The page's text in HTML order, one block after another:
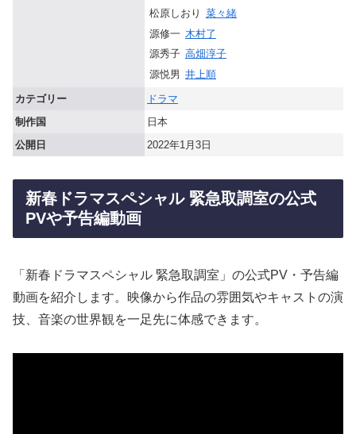
松原しおり 菜々緒
源修一 木村了
源秀子 高畑淳子
源悦男 井上順
カテゴリー
ドラマ
制作国
日本
公開日
2022年1月3日
新春ドラマスペシャル 緊急取調室の公式
PVや予告編動画
「新春ドラマスペシャル 緊急取調室」の公式PV・予告編
動画を紹介します。映像から作品の雰囲気やキャストの演
技、音楽の世界観を一足先に体感できます。